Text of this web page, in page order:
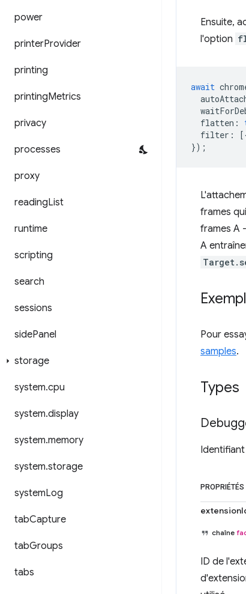
power
printerProvider
printing
printingMetrics
privacy
processes
proxy
readingList
runtime
scripting
search
sessions
sidePanel
storage
system.cpu
system.display
system.memory
system.storage
systemLog
tabCapture
tabGroups
tabs
Ensuite,
l'option
await
flatten :
filter :
});
frames
frames A
A
Pour
samples.
Types
PROPRIÉTÉS
chaîne
ID de